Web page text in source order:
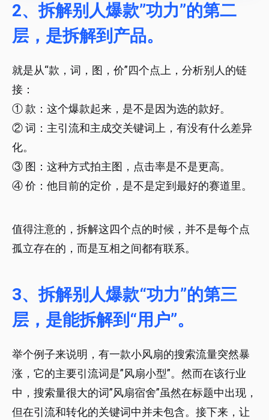
2、拆解别人爆款”功力”的第二
层，是拆解到产品。
就是从“款，词，图，价”四个点上，分析别人的链
接：
① 款：这个爆款起来，是不是因为选的款好。
② 词：主引流和主成交关键词上，有没有什么差异
化。
③ 图：这种方式拍主图，点击率是不是更高。
④ 价：他目前的定价，是不是定到最好的赛道里。
值得注意的，拆解这四个点的时候，并不是每个点
孤立存在的，而是互相之间都有联系。
3、拆解别人爆款“功力”的第三
层，是能拆解到“用户”。
举个例子来说明，有一款小风扇的搜索流量突然暴
涨，它的主要引流词是”风扇小型”。然而在该行业
中，搜索量很大的词”风扇宿舍”虽然在标题中出现，
但在引流和转化的关键词中并未包含。接下来，让